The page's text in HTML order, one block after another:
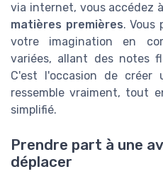
via internet, vous accédez
matières premières. Vous
votre imagination en
variées, allant des notes
C'est l'occasion de créer
ressemble vraiment, tout
simplifié.
Prendre part à une
déplacer